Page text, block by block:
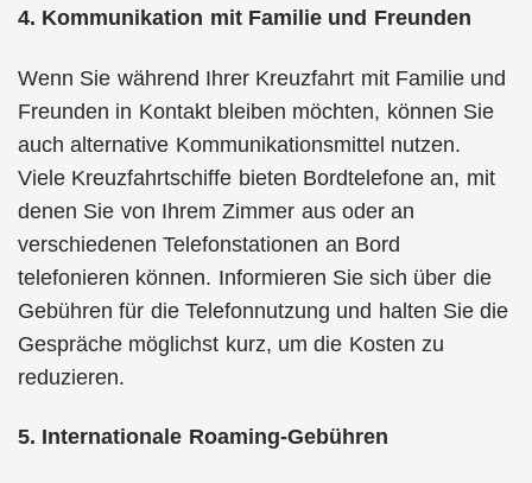
4. Kommunikation mit Familie und Freunden
Wenn Sie während Ihrer Kreuzfahrt mit Familie und
Freunden in Kontakt bleiben möchten, können Sie
auch alternative Kommunikationsmittel nutzen.
Viele Kreuzfahrtschiffe bieten Bordtelefone an, mit
denen Sie von Ihrem Zimmer aus oder an
verschiedenen Telefonstationen an Bord
telefonieren können. Informieren Sie sich über die
Gebühren für die Telefonnutzung und halten Sie die
Gespräche möglichst kurz, um die Kosten zu
reduzieren.
5. Internationale Roaming-Gebühren